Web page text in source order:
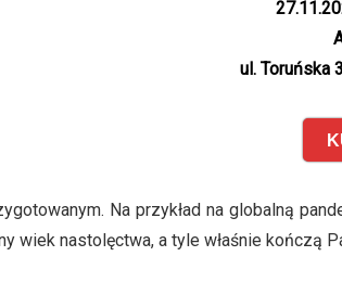
ul. Toruńska
Na przykład na globalną
wiek nastolęctwa, a tyle właśnie kończą